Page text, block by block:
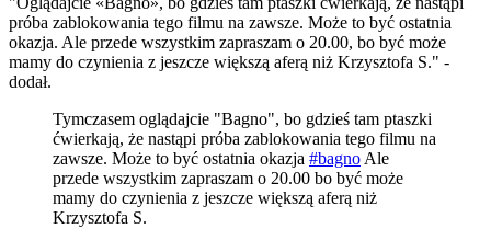
próba zablokowania tego filmu na zawsze. Może to być ostatnia
okazja. Ale przede wszystkim zapraszam o 20.00, bo być może
mamy do czynienia z jeszcze większą aferą niż Krzysztofa S." -
dodał.
Tymczasem oglądajcie "Bagno", bo gdzieś tam ptaszki
ćwierkają, że nastąpi próba zablokowania tego filmu na
zawsze. Może to być ostatnia okazja #bagnoAle
przede wszystkim zapraszam o 20.00 bo być może
mamy do czynienia z jeszcze większą aferą niż
Krzysztofa S.